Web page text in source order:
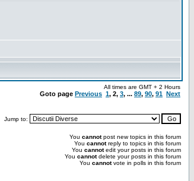
All times are GMT + 2 Hours
Goto page Previous 1, 2, 3, ... 89, 90, 91 Next
Jump to:
You cannotpost new topics in this forum
You cannotreply to topics in this forum
You cannotedit your posts in this forum
You cannotdelete your posts in this forum
You cannotvote in polls in this forum